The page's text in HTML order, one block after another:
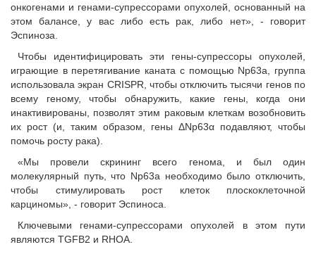
онкогенами и генами-супрессорами опухолей, основанный на
этом балансе, у вас либо есть рак, либо нет», - говорит
Эспиноза.
Чтобы идентифицировать эти гены-супрессоры опухолей,
играющие в перетягивание каната с помощью Np63a, группа
использовала экран CRISPR, чтобы отключить тысячи генов по
всему геному, чтобы обнаружить, какие гены, когда они
инактивированы, позволят этим раковым клеткам возобновить
их рост (и, таким образом, гены ΔNp63α подавляют, чтобы
помочь росту рака).
«Мы провели скрининг всего генома, и был один
молекулярный путь, что Np63a необходимо было отключить,
чтобы стимулировать рост клеток плоскоклеточной
карциномы», - говорит Эспиноса.
Ключевыми генами-супрессорами опухолей в этом пути
являются TGFB2 и RHOA.